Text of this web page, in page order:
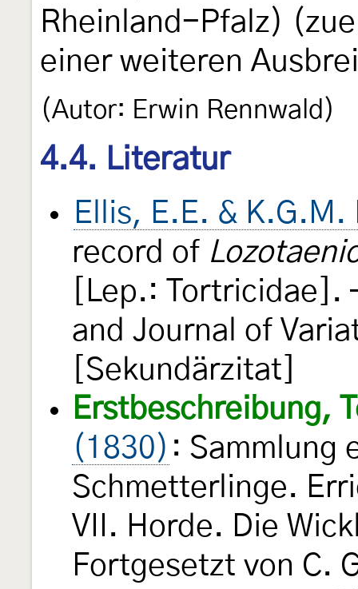
Rheinland-Pfalz)
einer weiteren
(Autor: Erwin Rennwald)
4.4. Literatur
Ellis, E.E. &
record of
[Lep.: Tortricidae].
and Journal of
[Sekundärzitat]
Erstbeschreibung,
(1830) : Sammlung
Schmetterlinge.
VII. Horde. Die
Fortgesetzt von C.